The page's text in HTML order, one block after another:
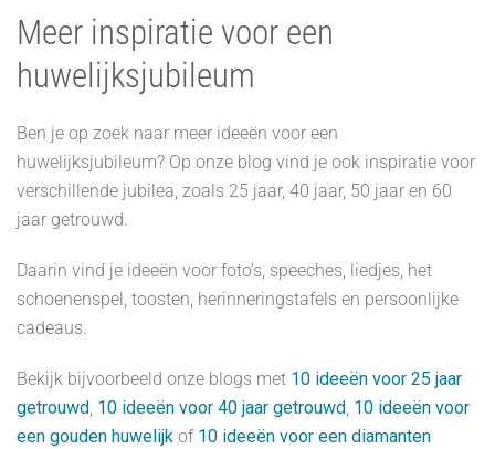
Meer inspiratie voor een
huwelijksjubileum
Ben je op zoek naar meer ideeën voor een
huwelijksjubileum? Op onze blog vind je ook inspiratie voor
verschillende jubilea, zoals 25 jaar, 40 jaar, 50 jaar en 60
jaar getrouwd.
Daarin vind je ideeën voor foto’s, speeches, liedjes, het
schoenenspel, toosten, herinneringstafels en persoonlijke
cadeaus.
Bekijk bijvoorbeeld onze blogs met 10 ideeën voor 25 jaar
getrouwd, 10 ideeën voor 40 jaar getrouwd, 10 ideeën voor
een gouden huwelijk of 10 ideeën voor een diamanten